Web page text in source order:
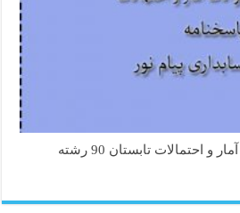
دانلود رایگان نمونه سوال آمار و احتمالات تابستان 90 رشته